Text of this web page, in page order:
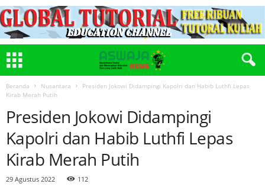
Beranda Nusantara
Presiden Jokowi Didampingi Kapolri dan Habib Luthfi Lepas
Kirab Merah Putih
Presiden Jokowi Didampingi
Kapolri dan Habib Luthfi Lepas
Kirab Merah Putih
29 Agustus 2022 112